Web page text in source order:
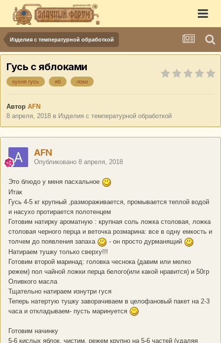
Изделия с температурной обработкой
Гусь с яблоками
кухня гусь яб локи
Автор AFN
8 апреля, 2018 в Изделия с температурной обработкой
AFN
Опубликовано 8 апреля, 2018
Это блюдо у меня пасхальное
Итак
Гусь 4-5 кг крупный ,размораживается, промывается теплой водой
и насухо протирается полотенцем
Готовим натирку ароматную : крупная соль ложка столовая, ложка
столовая черного перца и веточка розмарина: все в одну емкость и
толчем до появления запаха
- он просто дурманящий
Натираем тушку только сверху!!!
Готовим второй маринад: головка чеснока (давим или мелко
режем) пол чайной ложки перца белого(или какой нравится) и 50гр
Оливкого масла
Тщательно натираем изнутри гуся
Теперь натертую тушку заворачиваем в целофановый пакет на 2-3
часа и откладываем- пусть маринуется
Готовим начинку
5-6 кислых яблок, чистим, режем крупно на 5-6 частей (удаляя